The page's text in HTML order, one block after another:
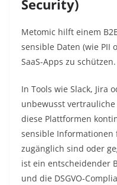
Security)
Metomic hilft einem
sensible Daten (wie PII
SaaS-Apps zu schützen.
In Tools wie Slack, Jira
unbewusst
diese Plattformen
sensible Informationen
zugänglich sind oder
ist ein entscheidender
und die DSGVO-